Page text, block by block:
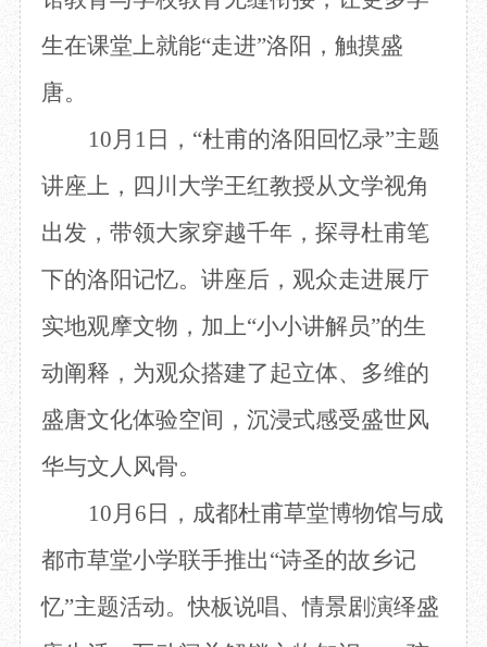
生在课堂上就能“走进”洛阳，触摸盛
唐。
10月1日，“杜甫的洛阳回忆录”主题
讲座上，四川大学王红教授从文学视角
出发，带领大家穿越千年，探寻杜甫笔
下的洛阳记忆。讲座后，观众走进展厅
实地观摩文物，加上“小小讲解员”的生
动阐释，为观众搭建了起立体、多维的
盛唐文化体验空间，沉浸式感受盛世风
华与文人风骨。
10月6日，成都杜甫草堂博物馆与成
都市草堂小学联手推出“诗圣的故乡记
忆”主题活动。快板说唱、情景剧演绎盛